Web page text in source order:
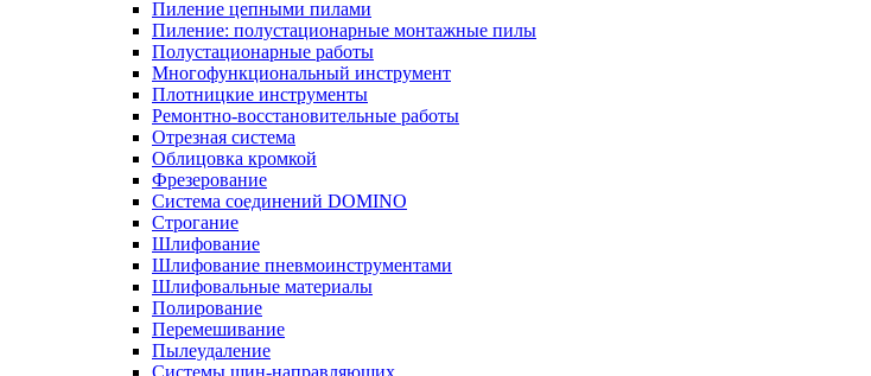
Пиление цепными пилами
Пиление: полустационарные монтажные пилы
Полустационарные работы
Многофункциональный инструмент
Плотницкие инструменты
Ремонтно-восстановительные работы
Отрезная система
Облицовка кромкой
Фрезерование
Система соединений DOMINO
Строгание
Шлифование
Шлифование пневмоинструментами
Шлифовальные материалы
Полирование
Перемешивание
Пылеудаление
Системы шин-направляющих